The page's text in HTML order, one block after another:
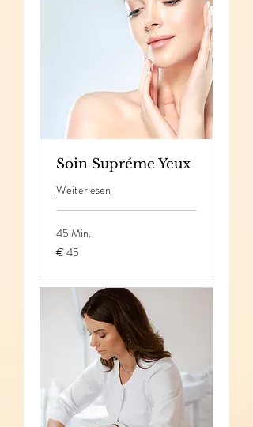
Soin Supréme Yeux
Weiterlesen
45 Min.
45
Euro
€ 45